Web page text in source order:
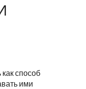
способ
ими